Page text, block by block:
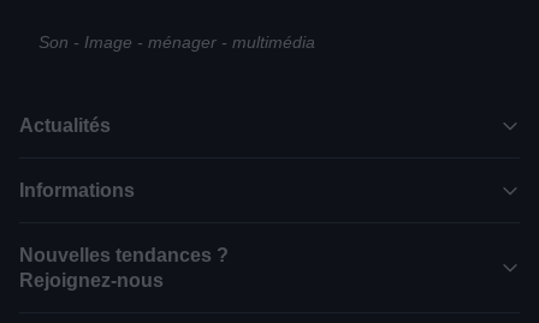
Son - Image - ménager - multimédia
Actualités
Informations
Nouvelles tendances ?
Rejoignez-nous